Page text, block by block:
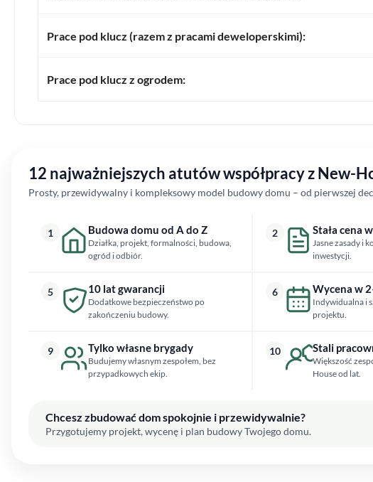
Prace pod klucz (razem z pracami deweloperskimi):
Prace pod klucz z ogrodem:
12 najważniejszych atutów współpracy z New-
Prosty, przewidywalny i kompleksowy model budowy domu – od pierwszej
1 Budowa domu od A do Z
Działka, projekt, formalności, budowa,
ogród i odbiór.
2 Stała cena
Jasne zasady i
inwestycji.
5 10 lat gwarancji
Dodatkowe bezpieczeństwo po
zakończeniu budowy.
6 Wycena w
Indywidualna i
projektu.
9 Tylko własne brygady
Budujemy własnym zespołem, bez
przypadkowych ekip.
10 Stali
Większość
House od lat.
Chcesz zbudować dom spokojnie i przewidywalnie?
Przygotujemy projekt, wycenę i plan budowy Twojego domu.